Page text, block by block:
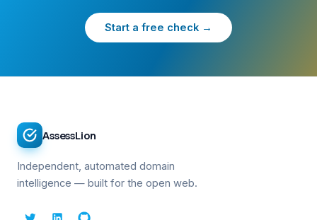
Start a free check →
AssessLion
Independent, automated domain
intelligence — built for the open web.